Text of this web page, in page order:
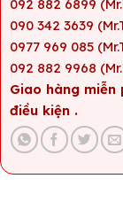
092 882 6899
090 342 3639
0977 969 085
092 882 9968
Giao hàng miễn
điều kiện .